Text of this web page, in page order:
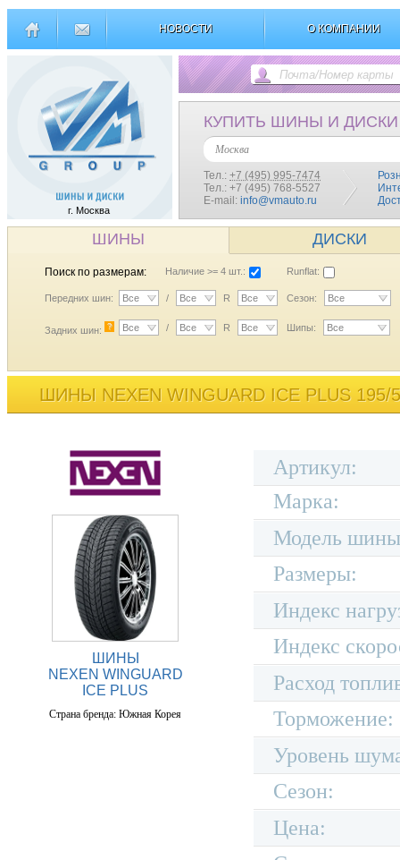
НОВОСТИ О КОМПАНИИ
г. Москва
КУПИТЬ ШИНЫ И ДИСКИ
Москва
Тел.: +7 (495) 995-7474
Тел.: +7 (495) 768-5527
E-mail: info@vmauto.ru
ШИНЫ ДИСКИ
Поиск по размерам: Наличие >= 4 шт.: Runflat:
Передних шин: Все / Все R Все Сезон: Все
Задних шин: ? Все / Все R Все Шипы: Все
ШИНЫ NEXEN WINGUARD ICE PLUS 195/
ШИНЫ
NEXEN WINGUARD
ICE PLUS
Страна бренда: Южная Корея
Артикул:
Марка:
Модель
Размеры:
Индекс
Индекс
Расход
Торможение:
Уровень
Сезон:
Цена: